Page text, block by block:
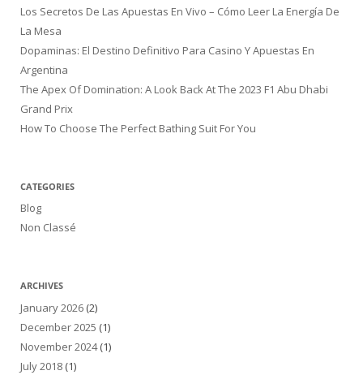
Los Secretos De Las Apuestas En Vivo – Cómo Leer La Energía De
La Mesa
Dopaminas: El Destino Definitivo Para Casino Y Apuestas En
Argentina
The Apex Of Domination: A Look Back At The 2023 F1 Abu Dhabi
Grand Prix
How To Choose The Perfect Bathing Suit For You
CATEGORIES
Blog
Non Classé
ARCHIVES
January 2026 (2)
December 2025 (1)
November 2024(1)
July 2018 (1)